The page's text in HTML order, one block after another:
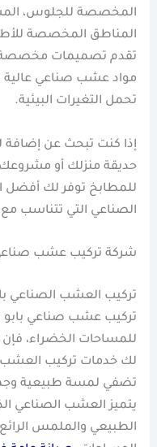
المخصصة للجلوس،
المناطق المخصصة
تقدم تصميمات مخصصة
مواد عشب صناعي عالية
تحمل التغيرات البيئية.
إذا كنت تبحث عن إضافة
حديقة منزلك أو مشروعك
للمطابخ توفر لك أفضل
الصناعي التي تتناسب مع
شركة تركيب عشب
تركيب العشب الصناعي
تركيب عشب صناعي بابو
للمساحات الخضراء، فإن
لك خدمات تركيب العشب
تضفي لمسة طبيعية
يتميز العشب الصناعي
الطبيعي والملمس